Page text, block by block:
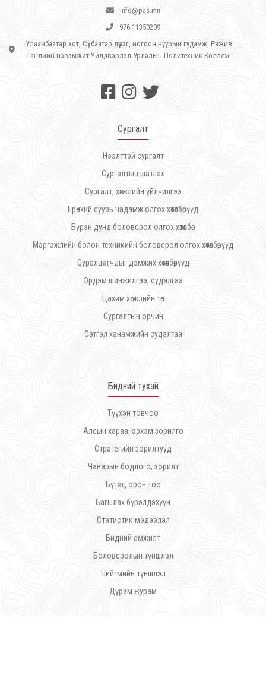
info@pas.mn
976 11350209
Улаанбаатар хот, Сүхбаатар дүүрэг, ногоон нуурын гудамж, Ражив
Гандийн нэрэмжит Үйлдвэрлэл Урлалын Политехник Коллеж
Сургалт
Нээлттэй сургалт
Сургалтын шатлал
Сургалт, хөгжлийн үйлчилгээ
Ерөнхий суурь чадамж олгох хөтөлбөрүүд
Бүрэн дунд боловсрол олгох хөтөлбөр
Мэргэжлийн болон техникийн боловсрол олгох хөтөлбөрүүд
Суралцагчдыг дэмжих хөтөлбөрүүд
Эрдэм шинжилгээ, судалгаа
Цахим хөгжлийн төв
Сургалтын орчин
Сэтгэл ханамжийн судалгаа
Бидний тухай
Түүхэн товчоо
Алсын хараа, эрхэм зорилго
Стратегийн зорилтууд
Чанарын бодлого, зорилт
Бүтэц орон тоо
Багшлах бүрэлдэхүүн
Статистик мэдээлэл
Бидний амжилт
Боловсролын түншлэл
Нийгмийн түншлэл
Дүрэм журам